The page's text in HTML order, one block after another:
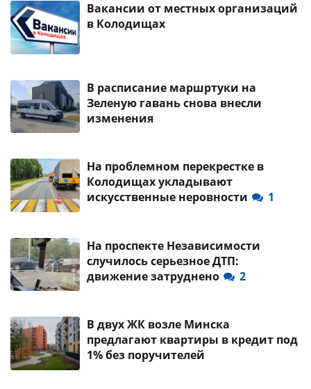
Вакансии от местных организаций
в Колодищах
В расписание маршртуки на
Зеленую гавань снова внесли
изменения
На проблемном перекрестке в
Колодищах укладывают
искусственные неровности
1
На проспекте Независимости
случилось серьезное ДТП:
движение затруднено
2
В двух ЖК возле Минска
предлагают квартиры в кредит под
1% без поручителей